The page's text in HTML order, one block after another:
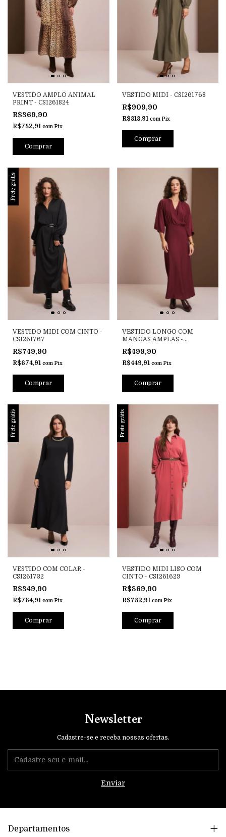
VESTIDO AMPLO ANIMAL
PRINT - CSI261824
R$869,90
R$782,91 com Pix
Comprar
VESTIDO MIDI - CSI261768
R$909,90
R$818,91 com Pix
Comprar
Frete grátis
VESTIDO MIDI COM CINTO -
CSI261767
R$749,90
R$674,91 com Pix
Comprar
VESTIDO LONGO COM
MANGAS AMPLAS -
CSI261764
R$499,90
R$449,91 com Pix
Comprar
Frete grátis
VESTIDO COM COLAR -
CSI261732
R$849,90
R$764,91 com Pix
Comprar
Frete grátis
VESTIDO MIDI LISO COM
CINTO - CSI261629
R$869,90
R$782,91 com Pix
Comprar
Newsletter
Cadastre-se e receba nossas ofertas.
Departamentos